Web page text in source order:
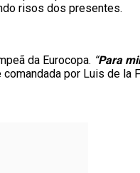
risos dos presentes.
da Eurocopa. “Para
por Luis de la